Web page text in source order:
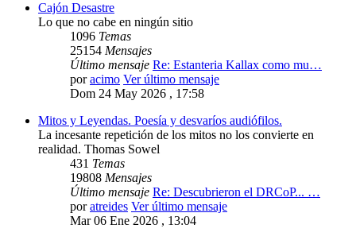
Cajón Desastre
Lo que no cabe en ningún sitio
1096 Temas
25154 Mensajes
Último mensaje Re: Estanteria Kallax como mu…
poracimo Ver último mensaje
Dom 24 May 2026 , 17:58
Mitos y Leyendas. Poesía y desvaríos audiófilos.
La incesante repetición de los mitos no los convierte en
realidad. Thomas Sowel
431 Temas
19808 Mensajes
Último mensaje Re: Descubrieron el DRCoP... …
poratreides Ver último mensaje
Mar 06 Ene 2026 , 13:04